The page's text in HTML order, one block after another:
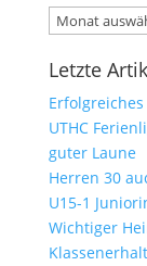
Letzte
UTHC
guter Laune
Herren 30
U15-1
Wichtiger
Klassenerhalt